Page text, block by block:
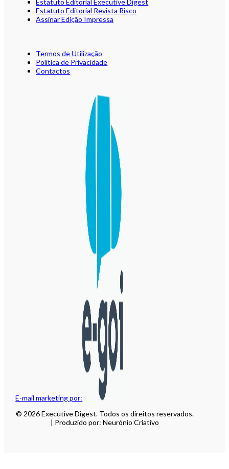
E-mail marketing por:
Estatuto Editorial Executive Digest
Estatuto Editorial Revista Risco
Assinar Edição Impressa
Termos de Utilização
Política de Privacidade
Contactos
© 2026 Executive Digest. Todos os direitos reservados.
| Produzido por: Neurónio Criativo